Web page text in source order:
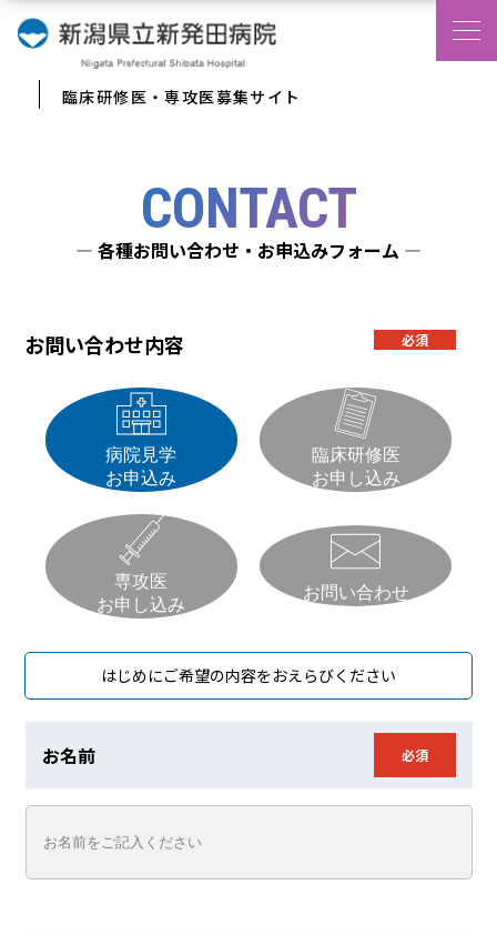
臨床研修医・専攻医募集サイト
CONTACT
— 各種お問い合わせ・お申込みフォーム —
必須
お問い合わせ内容
病院見学
お申込み
臨床研修医
お申し込み
専攻医
お申し込み
お問い合わせ
はじめにご希望の内容をおえらびください
必須
お名前